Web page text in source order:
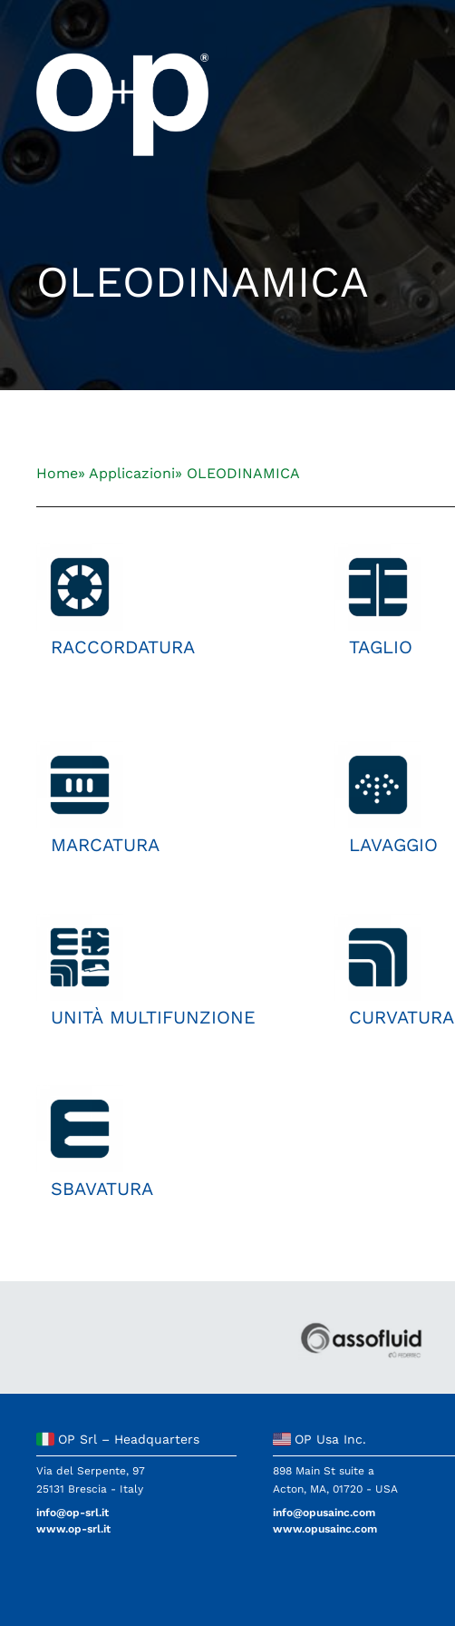
OLEODINAMICA
Home» Applicazioni» OLEODINAMICA
RACCORDATURA TAGLIO
MARCATURA LAVAGGIO
UNITÀ MULTIFUNZIONE CURVATURA
SBAVATURA
OP Srl – Headquarters
Via del Serpente, 97
25131 Brescia - Italy
info@op-srl.it
www.op-srl.it
OP Usa Inc.
898 Main St suite a
Acton, MA, 01720 - USA
info@opusainc.com
www.opusainc.com